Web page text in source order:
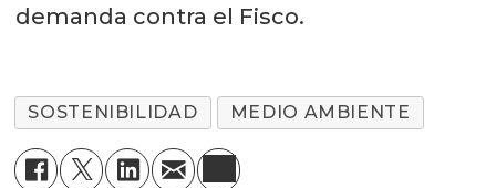
demanda contra el Fisco.
SOSTENIBILIDAD MEDIO AMBIENTE